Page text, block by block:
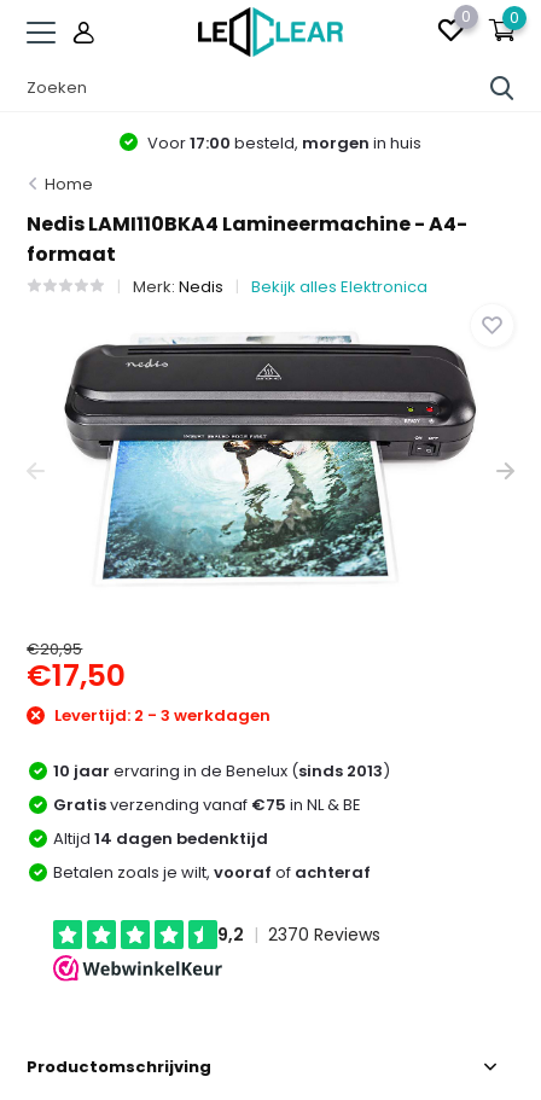
0 0
Voor17:00 besteld, morgen in huis
Home
Nedis LAMI110BKA4 Lamineermachine - A4-
formaat
Merk:Nedis Bekijk alles Elektronica
€20,95
€17,50
Levertijd: 2 - 3 werkdagen
10 jaar ervaring in de Benelux (sinds 2013)
Gratisverzending vanaf €75 in NL & BE
Altijd14 dagen bedenktijd
Betalen zoals je wilt,vooraf of achteraf
Productomschrijving